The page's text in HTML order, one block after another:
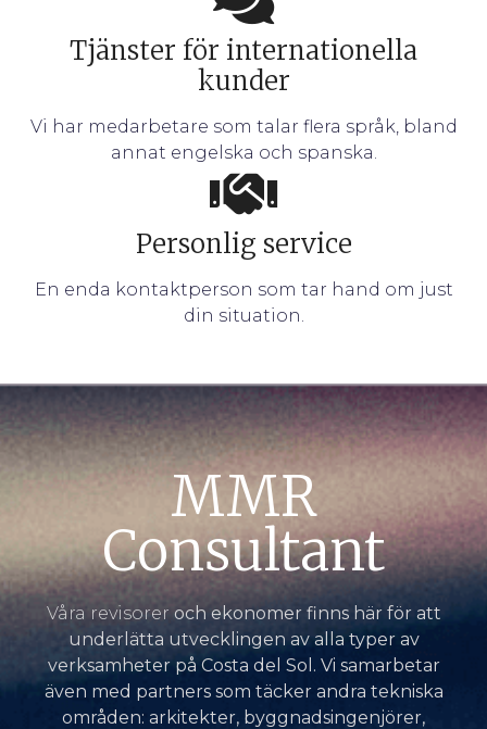
Tjänster för internationella
kunder
Vi har medarbetare som talar flera språk, bland
annat engelska och spanska.
Personlig service
En enda kontaktperson som tar hand om just
din situation.
MMR
Consultant
Våra revisoreroch ekonomer finns här för att
underlätta utvecklingen av alla typer av
verksamheter på Costa del Sol. Vi samarbetar
även med partners som täcker andra tekniska
områden: arkitekter, byggnadsingenjörer,